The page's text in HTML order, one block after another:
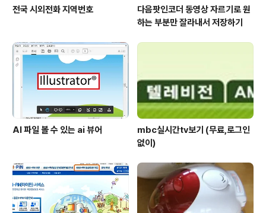
전국 시외전화 지역번호
다음팟인코더 동영상 자르기로 원
하는 부분만 잘라내서 저장하기
AI 파일 볼 수 있는 ai 뷰어
mbc실시간tv보기 (무료,로그인
없이)